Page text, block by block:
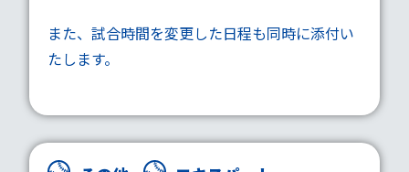
また、試合時間を変更した日程も同時に添付い
たします。